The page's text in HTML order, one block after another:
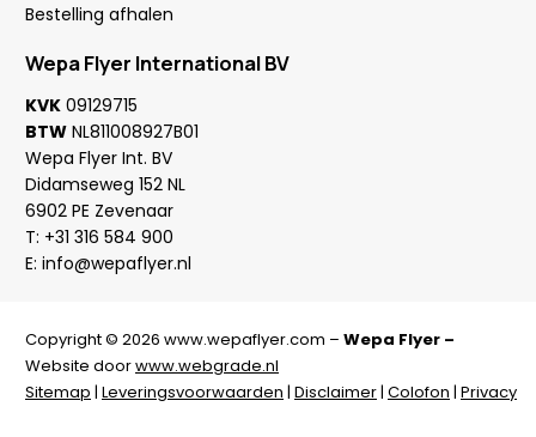
Bestelling afhalen
Wepa Flyer International BV
KVK 09129715
BTW NL811008927B01
Wepa Flyer Int. BV
Didamseweg 152 NL
6902 PE Zevenaar
T: +31 316 584 900
E: info@wepaflyer.nl
Copyright © 2026 www.wepaflyer.com – Wepa Flyer –
Website doorwww.webgrade.nl
Sitemap | Leveringsvoorwaarden | Disclaimer| Colofon | Privacy